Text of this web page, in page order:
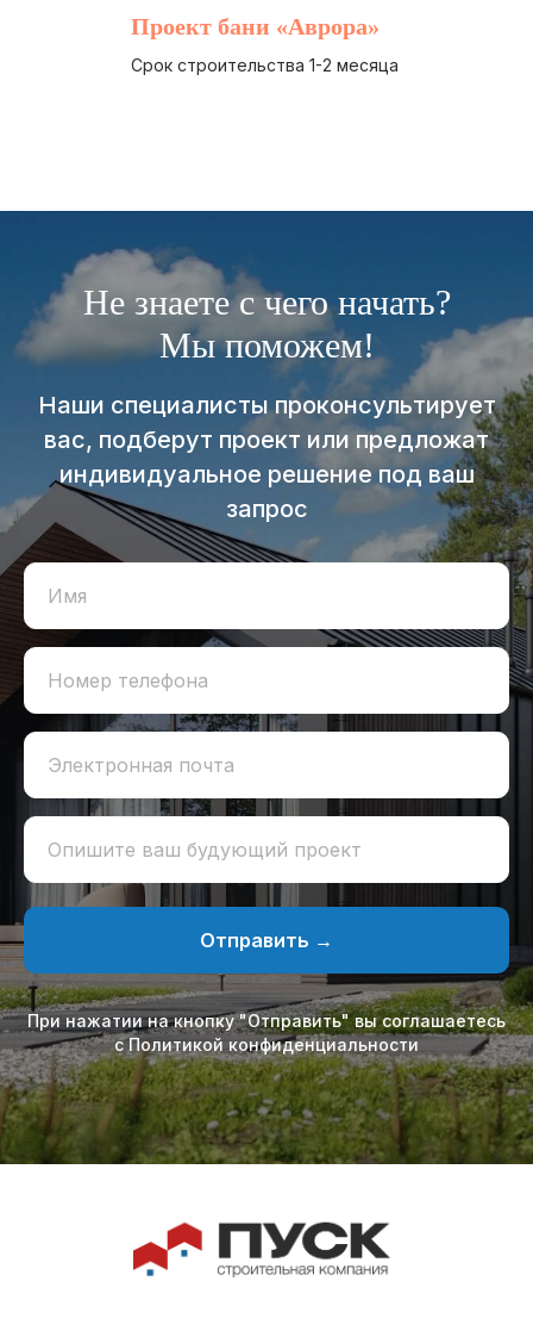
Проект бани «Аврора»
Срок строительства 1-2 месяца
Не знаете с чего начать?
Мы поможем!
Наши специалисты проконсультирует
вас, подберут проект или предложат
индивидуальное решение под ваш
запрос
Имя
Номер телефона
Электронная почта
Опишите ваш будующий проект
Отправить →
При нажатии на кнопку "Отправить" вы соглашаетесь
с Политикой конфиденциальности